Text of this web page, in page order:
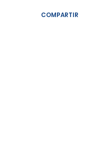
COMPARTIR